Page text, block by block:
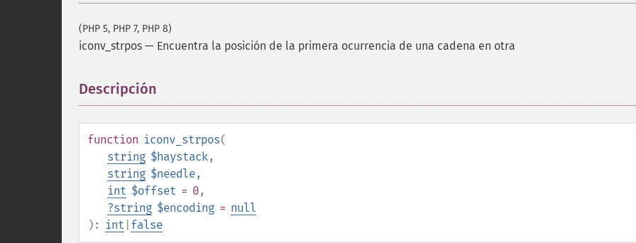
(PHP 5, PHP 7, PHP 8)
iconv_strpos — Encuentra la posición de la primera ocurrencia de una cadena en otra
Descripción
function iconv_strpos(
string $haystack,
string $needle,
int $offset = 0,
?string $encoding = null
):
int false